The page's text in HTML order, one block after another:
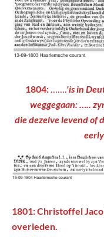
1804:…….'is in
weggegaan: …..
die dezelve levend of
1801: Christoffel
overleden.